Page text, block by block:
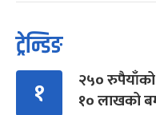
ट्रेन्डिङ
१
२५०
१० लाखको